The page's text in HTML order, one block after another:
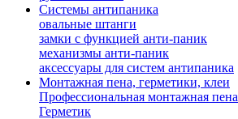
Системы антипаника
овальные штанги
замки с функцией анти-паник
механизмы анти-паник
аксессуары для систем антипаника
Монтажная пена, герметики, клеи
Профессиональная монтажная пена
Герметик